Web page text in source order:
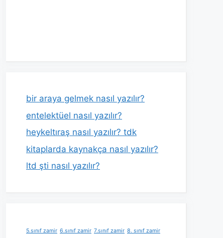
bir araya gelmek nasıl yazılır?
entelektüel nasıl yazılır?
heykeltıraş nasıl yazılır? tdk
kitaplarda kaynakça nasıl yazılır?
ltd şti nasıl yazılır?
5.sınıf zamir 6.sınıf zamir 7.sınıf zamir 8. sınıf zamir